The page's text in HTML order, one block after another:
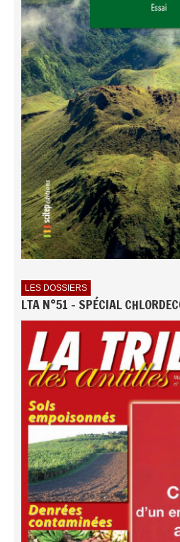
LES DOSSIERS
LTA N°51 - SPÉCIAL